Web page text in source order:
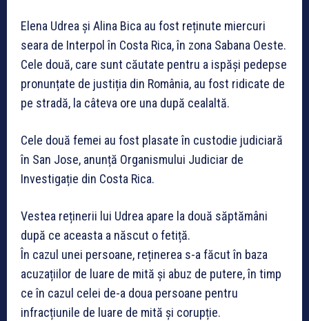
Elena Udrea și Alina Bica au fost reținute miercuri
seara de Interpol în Costa Rica, în zona Sabana Oeste.
Cele două, care sunt căutate pentru a ispăși pedepse
pronunțate de justiția din România, au fost ridicate de
pe stradă, la câteva ore una după cealaltă.
Cele două femei au fost plasate în custodie judiciară
în San Jose, anunță Organismului Judiciar de
Investigație din Costa Rica.
Vestea reținerii lui Udrea apare la două săptămâni
după ce aceasta a născut o fetiță.
În cazul unei persoane, reținerea s-a făcut în baza
acuzațiilor de luare de mită și abuz de putere, în timp
ce în cazul celei de-a doua persoane pentru
infracțiunile de luare de mită și corupție.